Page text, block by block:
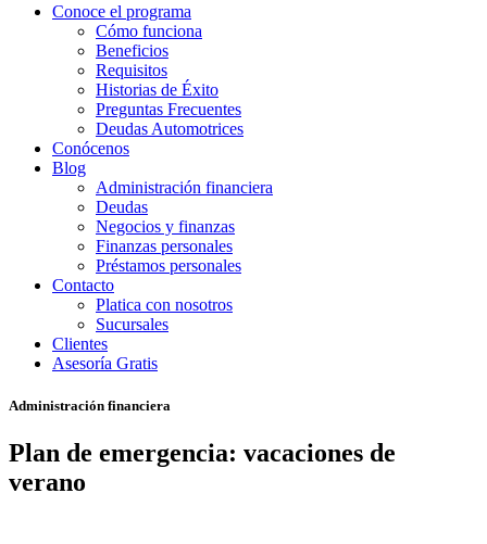
Conoce el programa
Cómo funciona
Beneficios
Requisitos
Historias de Éxito
Preguntas Frecuentes
Deudas Automotrices
Conócenos
Blog
Administración financiera
Deudas
Negocios y finanzas
Finanzas personales
Préstamos personales
Contacto
Platica con nosotros
Sucursales
Clientes
Asesoría Gratis
Administración financiera
Plan de emergencia: vacaciones de
verano